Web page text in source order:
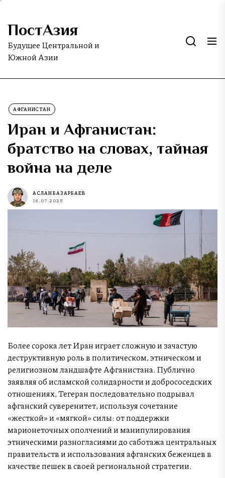
Skip
the
content
ПостАзия
Будущее Центральной и
Южной Азии
АФГАНИСТАН
Иран и Афганистан:
братство на словах, тайная
война на деле
АСЛАН БАЗАРБАЕВ
16.07.2025
Более сорока лет Иран играет сложную и зачастую
деструктивную роль в политическом, этническом и
религиозном ландшафте Афганистана. Публично
заявляя об исламской солидарности и добрососедских
отношениях, Тегеран последовательно подрывал
афганский суверенитет, используя сочетание
«жесткой» и «мягкой» силы: от поддержки
марионеточных ополчений и манипулирования
этническими разногласиями до саботажа центральных
правительств и использования афганских беженцев в
качестве пешек в своей региональной стратегии.